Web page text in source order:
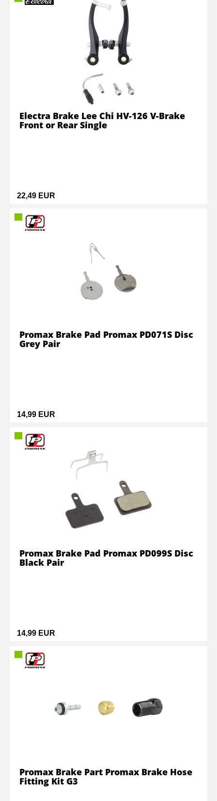
22,49 EUR
Electra Brake Lee Chi HV-126 V-Brake
Front or Rear Single
14,99 EUR
Promax Brake Pad Promax PD071S Disc
Grey Pair
14,99 EUR
Promax Brake Pad Promax PD099S Disc
Black Pair
Promax Brake Part Promax Brake Hose
Fitting Kit G3